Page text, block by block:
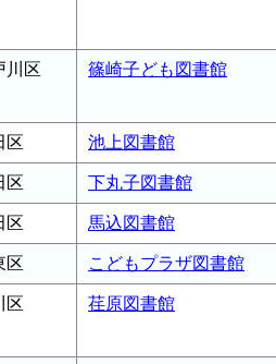
川区 篠崎子ども図書館
区 池上図書館
区 下丸子図書館
区 馬込図書館
区 こどもプラザ図書館
区 荏原図書館